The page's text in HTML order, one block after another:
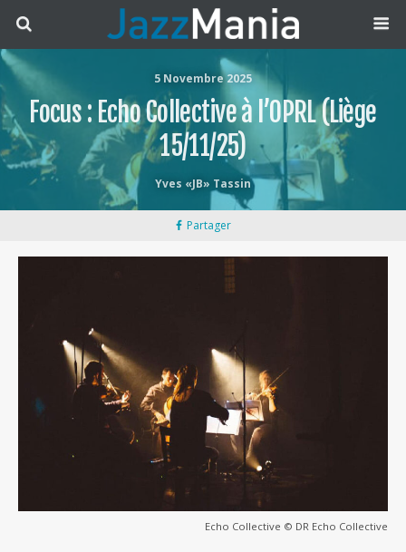
5 Novembre 2025
Focus : Echo Collective à l’OPRL (Liège
15/11/25)
Yves «JB» Tassin
Partager
Echo Collective © DR Echo Collective